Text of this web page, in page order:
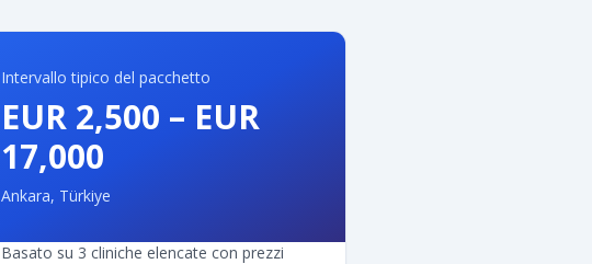
Intervallo tipico del pacchetto
EUR 2,500 – EUR
17,000
Ankara, Türkiye
Basato su 3 cliniche elencate con prezzi